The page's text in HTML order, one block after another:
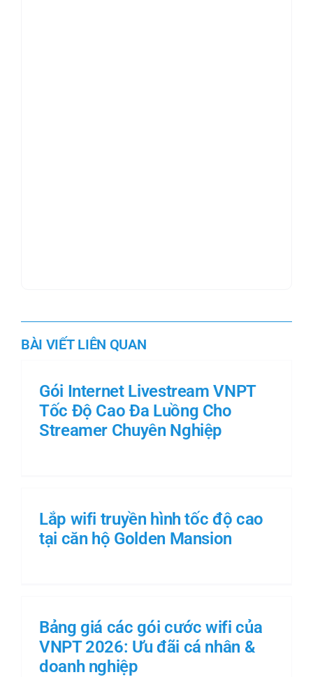
BÀI VIẾT LIÊN QUAN
Gói Internet Livestream VNPT
Tốc Độ Cao Đa Luồng Cho
Streamer Chuyên Nghiệp
Lắp wifi truyền hình tốc độ cao
tại căn hộ Golden Mansion
Bảng giá các gói cước wifi của
VNPT 2026: Ưu đãi cá nhân &
doanh nghiệp